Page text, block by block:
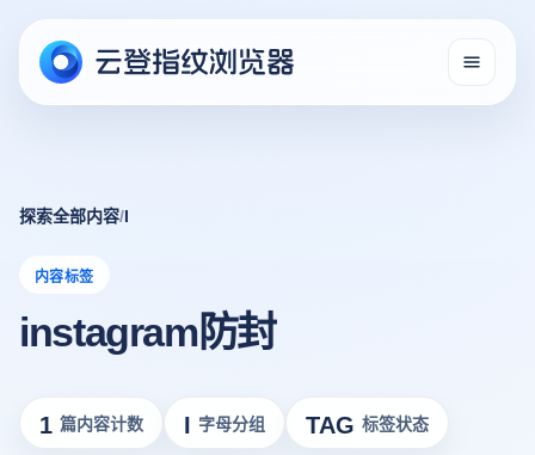
探索全部内容/I
内容标签
instagram防封
1 篇内容计数 I 字母分组 TAG 标签状态